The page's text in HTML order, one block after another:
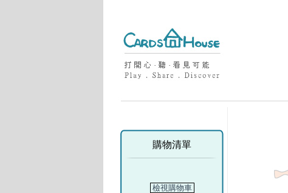
購物清單
檢視購物車